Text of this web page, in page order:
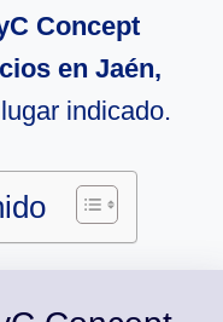
Concept
en Jaén,
indicado.